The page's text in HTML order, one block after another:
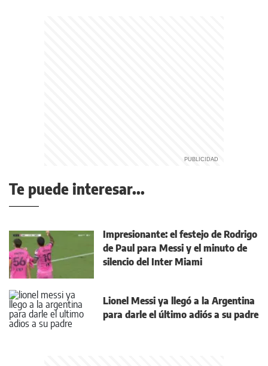
Te puede interesar...
Impresionante: el festejo de Rodrigo
de Paul para Messi y el minuto de
silencio del Inter Miami
Lionel Messi ya llegó a la Argentina
para darle el último adiós a su padre